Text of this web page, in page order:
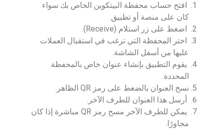
افتح حساب محفظة البيتكوين الخاص بك سواء
كان على منصة أو تطبيق.
اضغط على زر استلام (Receive).
اختر المحفظة التي ترغب في استقبال العملات
عليها من أسفل الشاشة.
يقوم التطبيق بإنشاء عنوان خاص بالمحفظة
المحددة.
نسخ العنوان بالضغط على رمز QR الظاهر.
أرسل هذا العنوان للطرف الآخر.
يمكن للطرف الآخر مسح رمز QR مباشرة إذا كان
مجاورًا.